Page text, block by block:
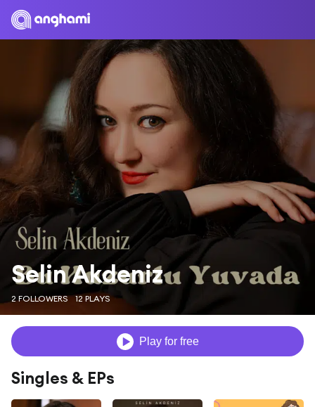
Selin Akdeniz
2 FOLLOWERS 12 PLAYS
Play for free
Singles & EPs